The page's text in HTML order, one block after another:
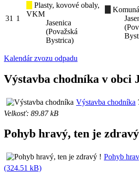
31 1
Plasty, kovové obaly,
VKM
Jasenica
(Považská
Bystrica)
Kalendár zvozu odpadu
Výstavba chodníka v obci
Výstavba chodníka
Velkosť: 89.87 kB
Pohyb hravý, ten je
Pohyb
(324.51 kB)